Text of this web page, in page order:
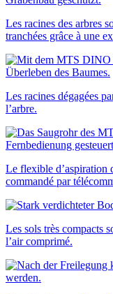
Les racines des arbres
tranchées grâce à une
Les racines dégagées
l’arbre.
Le flexible d’aspiration
commandé par
Les sols très compacts
l’air comprimé.